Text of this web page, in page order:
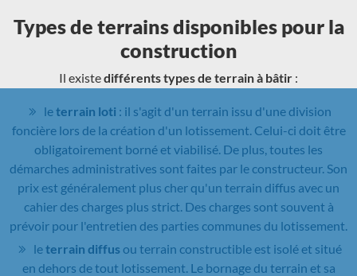
Types de terrains disponibles pour la
construction
Il existedifférents types de terrain à bâtir :
leterrain loti : il s'agit d'un terrain issu d'une division
foncière lors de la création d'un lotissement. Celui-ci doit être
obligatoirement borné et viabilisé. De plus, toutes les
démarches administratives sont faites par le constructeur. Son
prix est généralement plus cher qu'un terrain diffus avec un
cahier des charges plus strict. Des charges sont souvent à
prévoir pour l'entretien des parties communes du lotissement.
leterrain diffusou terrain constructible est isolé et situé
en dehors de tout lotissement. Le bornage du terrain et sa